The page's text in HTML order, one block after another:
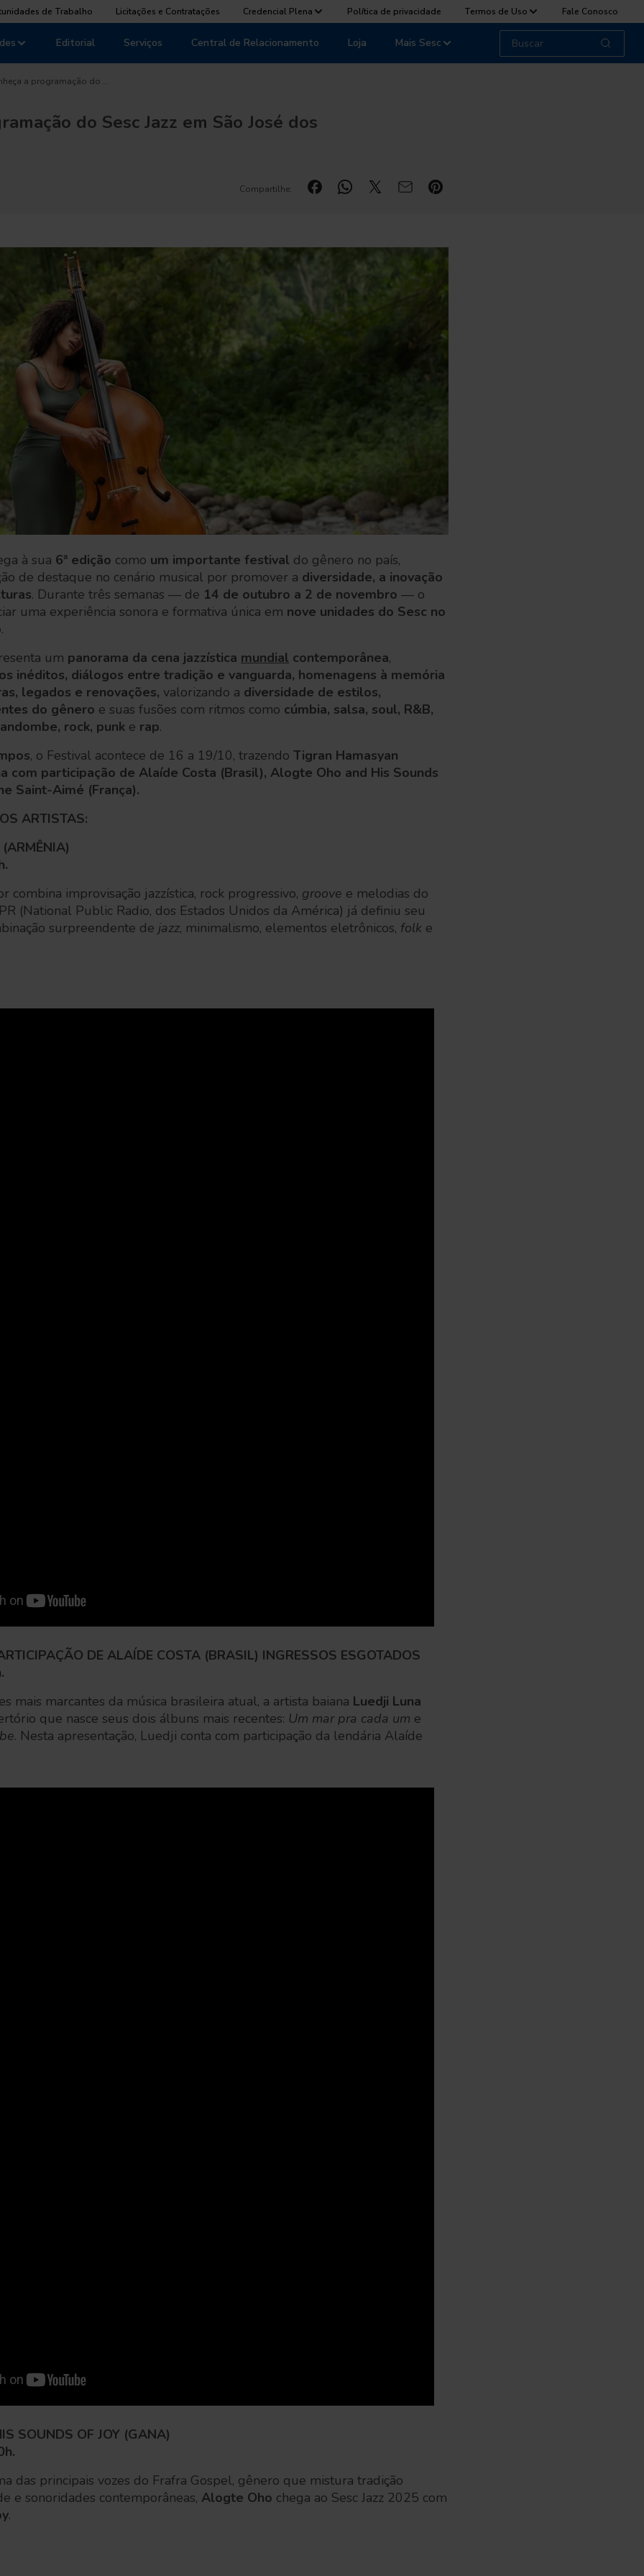
de Trabalho Licitações e Contratações Credencial Plena Política de privacidade Termos de Uso Fale Conosco
Editorial Serviços Central de Relacionamento Loja Mais Sesc
a programação do …
do Sesc Jazz em São José dos
Compartilhe:
à sua 6ª edição como um importante festival do gênero no país,
de destaque no cenário musical por promover a diversidade, a inovação
. Durante três semanas — de 14 de outubro a 2 de novembro — o
uma experiência sonora e formativa única em nove unidades do Sesc no
.
um panorama da cena jazzística mundial contemporânea,
inéditos, diálogos entre tradição e vanguarda, homenagens à memória
legados e renovações, valorizando a diversidade de estilos,
do gênero e suas fusões com ritmos como cúmbia, salsa, soul, R&B,
rock, punk e rap.
, o Festival acontece de 16 a 19/10, trazendo Tigran Hamasyan
com participação de Alaíde Costa (Brasil), Alogte Oho and His Sounds
Saint-Aimé (França).
ARTISTAS:
combina improvisação jazzística, rock progressivo, groove e melodias do
(National Public Radio, dos Estados Unidos da América) já definiu seu
surpreendente de jazz, minimalismo, elementos eletrônicos, folk e
DE ALAÍDE COSTA (BRASIL) INGRESSOS ESGOTADOS
mais marcantes da música brasileira atual, a artista baiana Luedji Luna
que nasce seus dois álbuns mais recentes: Um mar pra cada um e
. Nesta apresentação, Luedji conta com participação da lendária Alaíde
SOUNDS OF JOY (GANA)
das principais vozes do Frafra Gospel, gênero que mistura tradição
e sonoridades contemporâneas, Alogte Oho chega ao Sesc Jazz 2025 com
.